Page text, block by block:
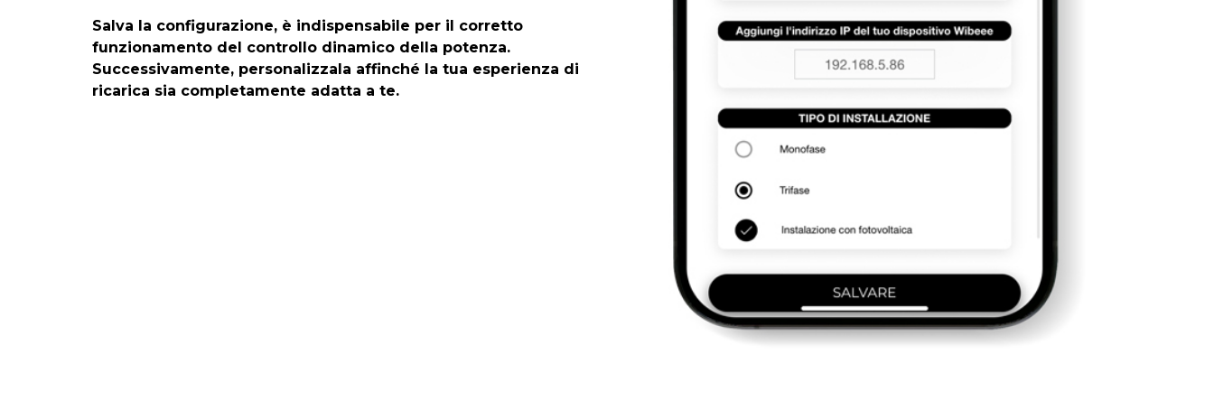
Salva la configurazione, è indispensabile per il corretto
funzionamento del controllo dinamico della potenza.
Successivamente, personalizzala affinché la tua esperienza di
ricarica sia completamente adatta a te.